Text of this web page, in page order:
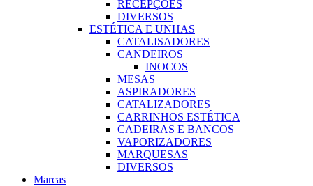
RECEPÇÕES
DIVERSOS
ESTÉTICA E UNHAS
CATALISADORES
CANDEIROS
INOCOS
MESAS
ASPIRADORES
CATALIZADORES
CARRINHOS ESTÉTICA
CADEIRAS E BANCOS
VAPORIZADORES
MARQUESAS
DIVERSOS
Marcas